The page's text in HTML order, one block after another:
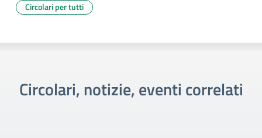
Circolari per tutti
Circolari, notizie, eventi correlati